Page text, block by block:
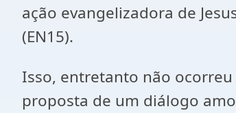
ação evangelizadora de
(EN15).
Isso, entretanto não
proposta de um diálogo